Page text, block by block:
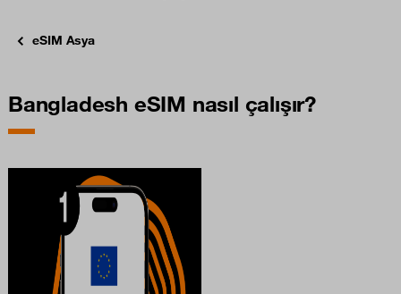
eSIM Asya
Bangladesh eSIM nasıl çalışır?